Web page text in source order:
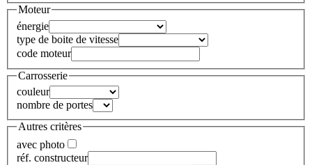
Moteur
énergie
type de boite de vitesse
code moteur
Carrosserie
couleur
nombre de portes
Autres critères
avec photo
réf. constructeur